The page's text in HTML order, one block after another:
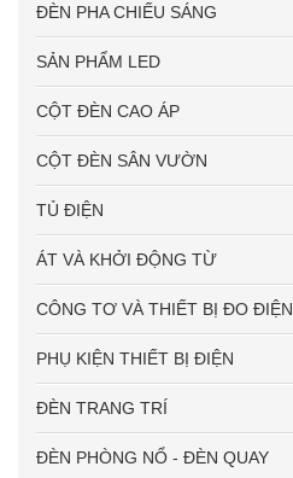
ĐÈN PHA CHIẾU SÁNG
SẢN PHẨM LED
CỘT ĐÈN CAO ÁP
CỘT ĐÈN SÂN VƯỜN
TỦ ĐIỆN
ÁT VÀ KHỞI ĐỘNG TỪ
CÔNG TƠ VÀ THIẾT BỊ ĐO ĐIỆN
PHỤ KIỆN THIẾT BỊ ĐIỆN
ĐÈN TRANG TRÍ
ĐÈN PHÒNG NỔ - ĐÈN QUAY